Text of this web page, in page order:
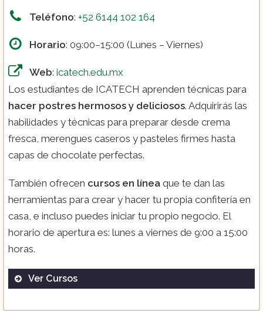
Teléfono: +52 6144 102 164
Horario: 09:00–15:00 (Lunes – Viernes)
Web: icatech.edu.mx
Los estudiantes de ICATECH aprenden técnicas para
hacer postres hermosos y deliciosos. Adquirirás las
habilidades y técnicas para preparar desde crema
fresca, merengues caseros y pasteles firmes hasta
capas de chocolate perfectas.
También ofrecen cursos en línea que te dan las
herramientas para crear y hacer tu propia confitería en
casa, e incluso puedes iniciar tu propio negocio. El
horario de apertura es: lunes a viernes de 9:00 a 15:00
horas.
Ver Cursos